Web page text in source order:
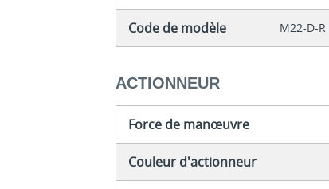
Code de modèle M22-D-R
ACTIONNEUR
Force de manœuvre
Couleur d'actionneur